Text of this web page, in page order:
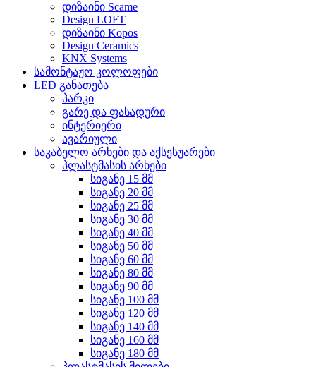
დიზაინი Scame
Design LOFT
დიზაინი Kopos
Design Ceramics
KNX Systems
სამონტაჟო კოლოფები
LED განათება
პარკი
გარე და ფასადური
ინტერიერი
ავარიული
საკაბელო არხები და აქსესუარები
პლასტმასის არხები
სიგანე 15 მმ
სიგანე 20 მმ
სიგანე 25 მმ
სიგანე 30 მმ
სიგანე 40 მმ
სიგანე 50 მმ
სიგანე 60 მმ
სიგანე 80 მმ
სიგანე 90 მმ
სიგანე 100 მმ
სიგანე 120 მმ
სიგანე 140 მმ
სიგანე 160 მმ
სიგანე 180 მმ